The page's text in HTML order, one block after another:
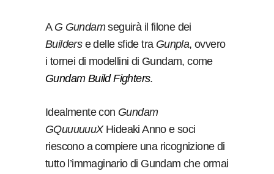
A G Gundamseguirà il filone dei
Builderse delle sfide tra Gunpla, ovvero
i tornei di modellini di Gundam, come
Gundam Build Fighters.
Idealmente con Gundam
GQuuuuuuX Hideaki Anno e soci
riescono a compiere una ricognizione di
tutto l’immaginario di Gundam che ormai